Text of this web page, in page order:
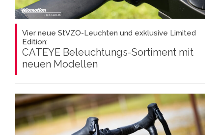
Vier neue StVZO-Leuchten und exklusive Limited
Edition:
CATEYE Beleuchtungs-Sortiment mit
neuen Modellen